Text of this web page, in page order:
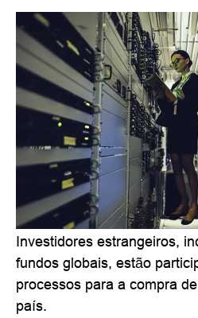
Investidores estrangeiros,
fundos globais, estão
processos para a compra
país.